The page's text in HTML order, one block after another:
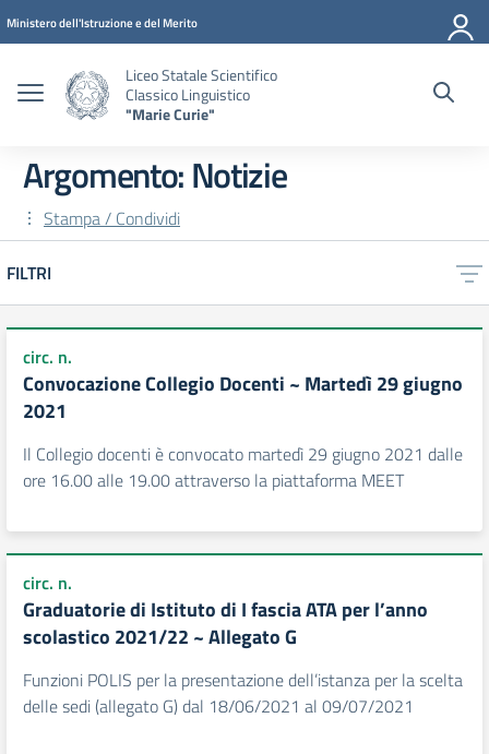
Vai ai contenuti
Vai al menu di navigazione
Vai al footer
Ministero dell'Istruzione e del Merito
Liceo Statale Scientifico
Classico Linguistico
"Marie Curie"
Argomento: Notizie
Stampa / Condividi
FILTRI
circ. n.
Convocazione Collegio Docenti ~ Martedì 29 giugno
2021
Il Collegio docenti è convocato martedì 29 giugno 2021 dalle
ore 16.00 alle 19.00 attraverso la piattaforma MEET
circ. n.
Graduatorie di Istituto di I fascia ATA per l’anno
scolastico 2021/22 ~ Allegato G
Funzioni POLIS per la presentazione dell’istanza per la scelta
delle sedi (allegato G) dal 18/06/2021 al 09/07/2021